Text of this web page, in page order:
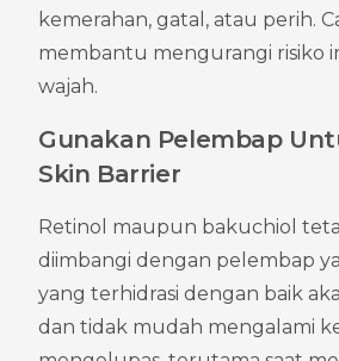
kemerahan, gatal, atau perih.
membantu mengurangi risiko
wajah.
Gunakan Pelembap
Skin Barrier
Retinol maupun bakuchiol
diimbangi dengan pelembap
yang terhidrasi dengan baik
dan tidak mudah mengalami